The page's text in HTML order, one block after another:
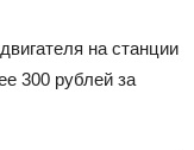
на станции
300 рублей за